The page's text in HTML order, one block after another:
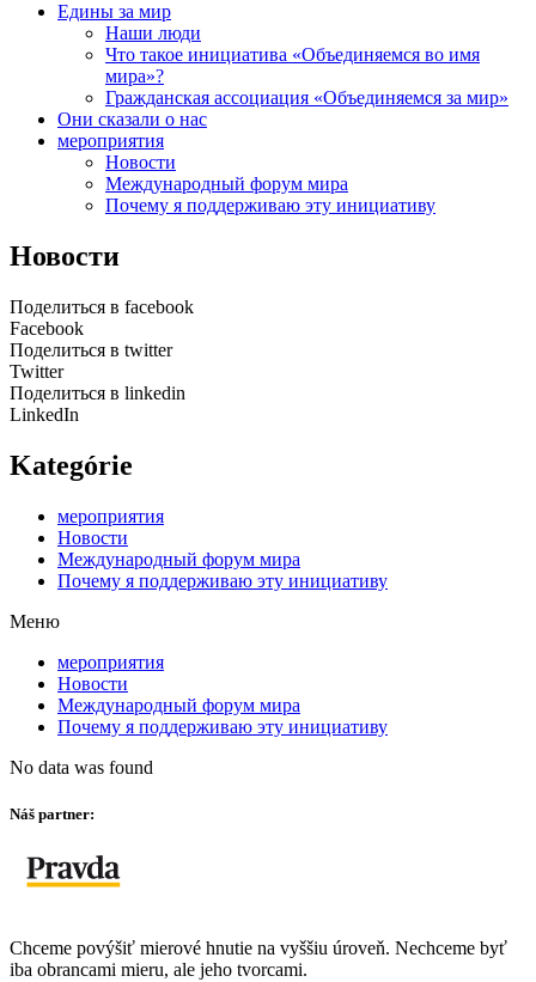
Едины за мир
Наши люди
Что такое инициатива «Объединяемся во имя
мира»?
Гражданская ассоциация «Объединяемся за мир»
Они сказали о нас
мероприятия
Новости
Международный форум мира
Почему я поддерживаю эту инициативу
Новости
Поделиться в facebook
Facebook
Поделиться в twitter
Twitter
Поделиться в linkedin
LinkedIn
Kategórie
мероприятия
Новости
Международный форум мира
Почему я поддерживаю эту инициативу
Меню
мероприятия
Новости
Международный форум мира
Почему я поддерживаю эту инициативу
No data was found
Náš partner:
Chceme povýšiť mierové hnutie na vyššiu úroveň. Nechceme byť
iba obrancami mieru, ale jeho tvorcami.